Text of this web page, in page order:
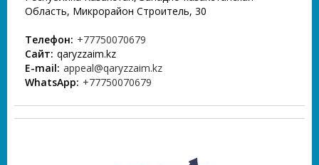
Область, Микрорайон Строитель, 30
Телефон: +77750070679
Сайт: qaryzzaim.kz
E-mail: appeal@qaryzzaim.kz
WhatsApp: +77750070679